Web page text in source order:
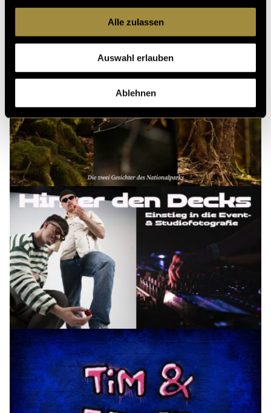
Alle zulassen
Auswahl erlauben
Ablehnen